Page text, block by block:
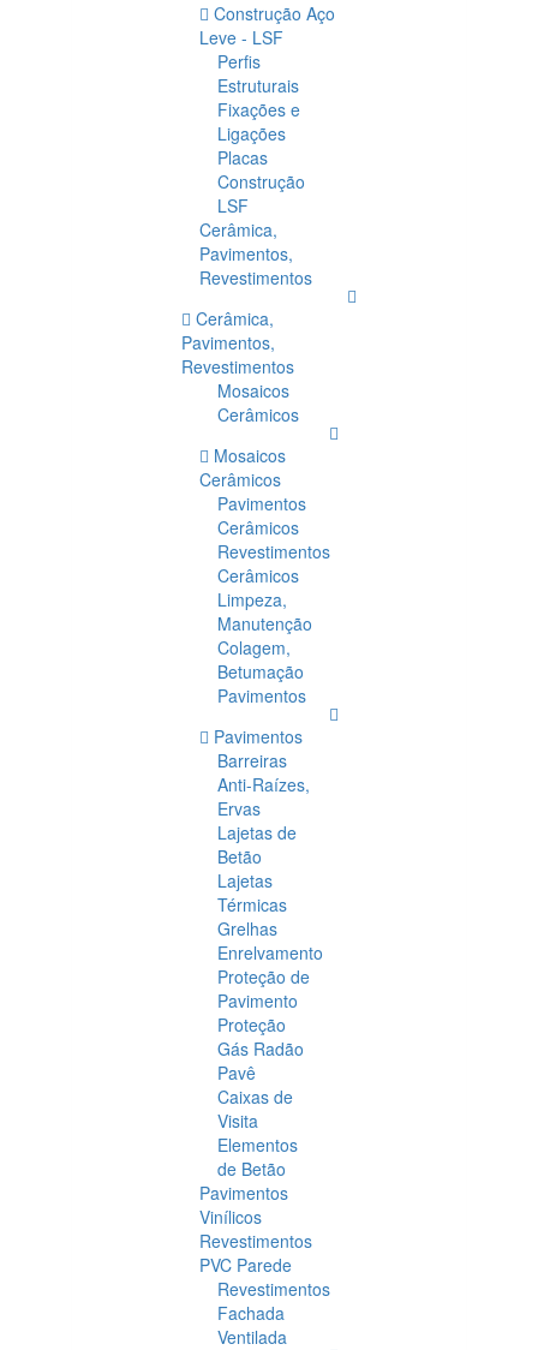
Construção Aço
Leve - LSF
Perfis
Estruturais
Fixações e
Ligações
Placas
Construção
LSF
Cerâmica,
Pavimentos,
Revestimentos
Cerâmica,
Pavimentos,
Revestimentos
Mosaicos
Cerâmicos
Mosaicos
Cerâmicos
Pavimentos
Cerâmicos
Revestimentos
Cerâmicos
Limpeza,
Manutenção
Colagem,
Betumação
Pavimentos
Pavimentos
Barreiras
Anti-Raízes,
Ervas
Lajetas de
Betão
Lajetas
Térmicas
Grelhas
Enrelvamento
Proteção de
Pavimento
Proteção
Gás Radão
Pavê
Caixas de
Visita
Elementos
de Betão
Pavimentos
Vinílicos
Revestimentos
PVC Parede
Revestimentos
Fachada
Ventilada